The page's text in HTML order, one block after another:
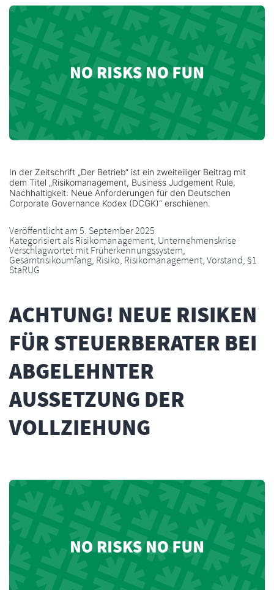
In der Zeitschrift „Der Betrieb“ ist ein zweiteiliger Beitrag mit
dem Titel „Risikomanagement, Business Judgement Rule,
Nachhaltigkeit: Neue Anforderungen für den Deutschen
Corporate Governance Kodex (DCGK)“ erschienen.
Veröffentlicht am5. September 2025
Kategorisiert alsRisikomanagement, Unternehmenskrise
Verschlagwortet mitFrüherkennungssystem,
Gesamtrisikoumfang, Risiko, Risikomanagement,Vorstand,§1
StaRUG
ACHTUNG! NEUE RISIKEN
FÜR STEUERBERATER BEI
ABGELEHNTER
AUSSETZUNG DER
VOLLZIEHUNG